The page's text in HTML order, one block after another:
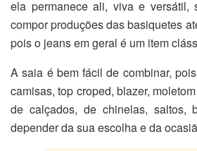
ela permanece ali, viva e versátil,
compor produções das basiquetes
pois o jeans em geral é um item
A saia é bem fácil de combinar,
camisas, top croped, blazer,
de calçados, de chinelas, saltos,
depender da sua escolha e da